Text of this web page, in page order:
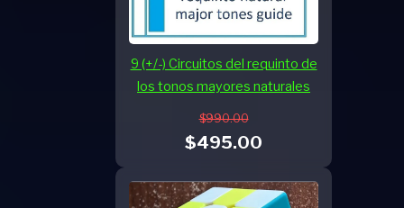
9 (+/-) Circuitos del requinto de
los tonos mayores naturales
$990.00
$495.00